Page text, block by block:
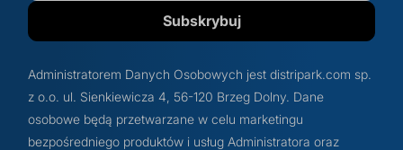
Subskrybuj
Administratorem Danych Osobowych jest distripark.com sp.
z o.o. ul. Sienkiewicza 4, 56-120 Brzeg Dolny. Dane
osobowe będą przetwarzane w celu marketingu
bezpośredniego produktów i usług Administratora oraz